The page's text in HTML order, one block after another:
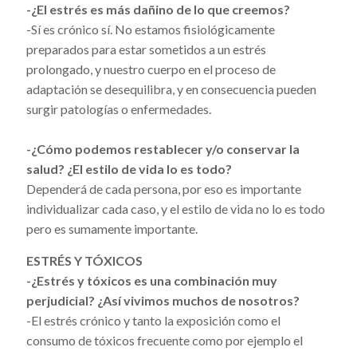
-¿El estrés es más dañino de lo que creemos?
-Sí es crónico sí. No estamos fisiológicamente
preparados para estar sometidos a un estrés
prolongado, y nuestro cuerpo en el proceso de
adaptación se desequilibra, y en consecuencia pueden
surgir patologías o enfermedades.
-¿Cómo podemos restablecer y/o conservar la
salud? ¿El estilo de vida lo es todo?
Dependerá de cada persona, por eso es importante
individualizar cada caso, y el estilo de vida no lo es todo
pero es sumamente importante.
ESTRÉS Y TÓXICOS
-¿Estrés y tóxicos es una combinación muy
perjudicial? ¿Así vivimos muchos de nosotros?
-El estrés crónico y tanto la exposición como el
consumo de tóxicos frecuente como por ejemplo el